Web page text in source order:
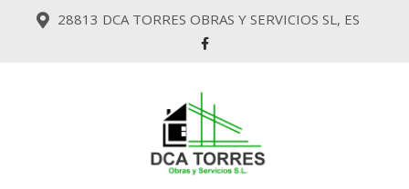
28813 DCA TORRES OBRAS Y SERVICIOS SL, ES